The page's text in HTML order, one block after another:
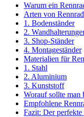
Warum ein
Arten von
1. Bodenständer
2.
3. Shop-Ständer
4. Montageständer
Materialien für
1. Stahl
2. Aluminium
3. Kunststoff
Worauf sollte man
Empfohlene
Fazit: Der